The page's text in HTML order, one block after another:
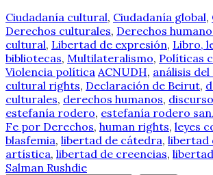
Ciudadanía cultural, Ciudadanía global,
Derechos culturales, Derechos
cultural, Libertad de expresión, Libro,
bibliotecas, Multilateralismo, Políticas
Violencia política ACNUDH, análisis
cultural rights, Declaración de Beirut,
culturales, derechos humanos,
estefanía rodero, estefanía rodero
Fe por Derechos, human rights, leyes
blasfemia, libertad de cátedra, libertad
artística, libertad de creencias,
Salman Rushdie